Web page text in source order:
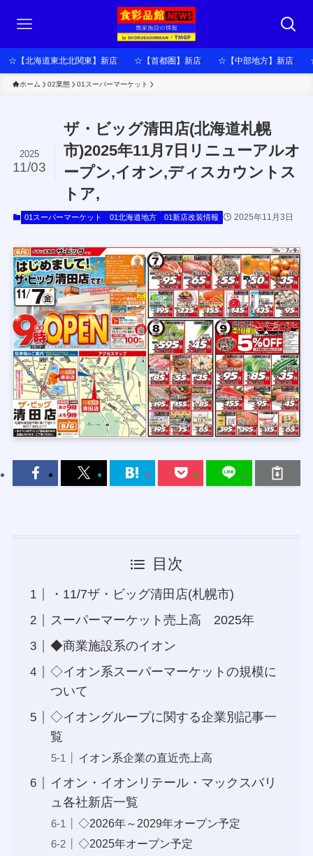
☆【北海道東北北関東】新店 ☆【首都圏】新店 ☆【中部地方】新店
ホーム 02業態 01スーパーマーケット
ザ・ビッグ清田店(北海道札幌
市)2025年11月7日リニューアルオ
ープン,イオン,ディスカウントス
トア,
2025
11/03
01スーパーマーケット 01北海道地方 01新店改装情報 2025年11月3日
目次
・11/7ザ・ビッグ清田店(札幌市)
スーパーマーケット売上高 2025年
◆商業施設系のイオン
◇イオン系スーパーマーケットの規模に
ついて
◇イオングループに関する企業別記事一
覧
イオン系企業の直近売上高
イオン・イオンリテール・マックスバリ
ュ各社新店一覧
◇2026年～2029年オープン予定
◇2025年オープン予定